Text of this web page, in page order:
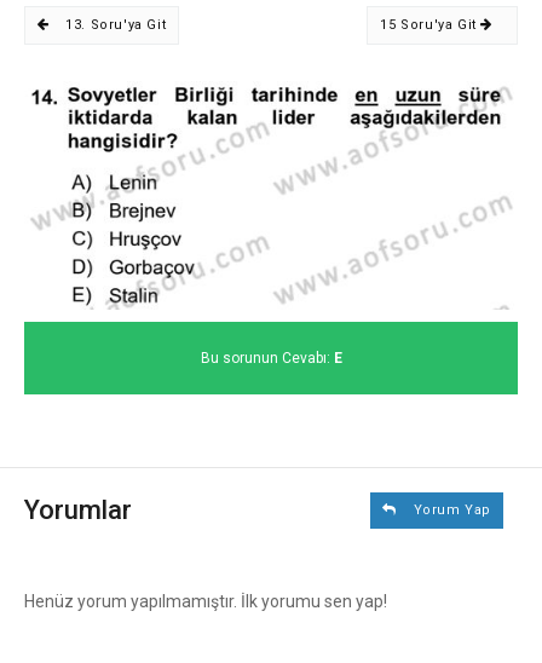
13. Soru'ya Git 15 Soru'ya Git
Bu sorunun Cevabı: E
Yorumlar Yorum Yap
Henüz yorum yapılmamıştır. İlk yorumu sen yap!